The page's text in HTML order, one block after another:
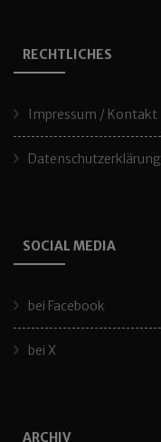
RECHTLICHES
Impressum / Kontakt
Datenschutzerklärung
SOCIAL MEDIA
bei Facebook
bei X
ARCHIV